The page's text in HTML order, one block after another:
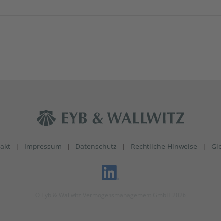
Impressum Datenschutz Rechtliche Hinweise